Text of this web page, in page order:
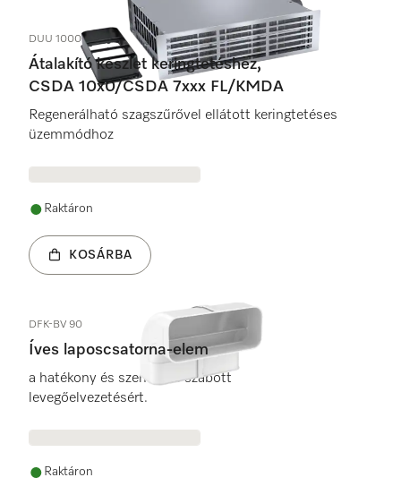
DUU 1000-2
Átalakító készlet keringtetéshez,
CSDA 10x0/CSDA 7xxx FL/KMDA
Regenerálható szagszűrővel ellátott keringtetéses
üzemmódhoz
Raktáron
KOSÁRBA
DFK-BV 90
Íves laposcsatorna-elem
a hatékony és személyre szabott
levegőelvezetésért.
Raktáron